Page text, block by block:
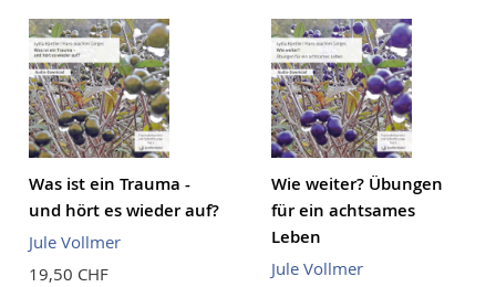
Was ist ein Trauma -
und hört es wieder auf?
Jule Vollmer
19,50 CHF
Wie weiter? Übungen
für ein achtsames
Leben
Jule Vollmer